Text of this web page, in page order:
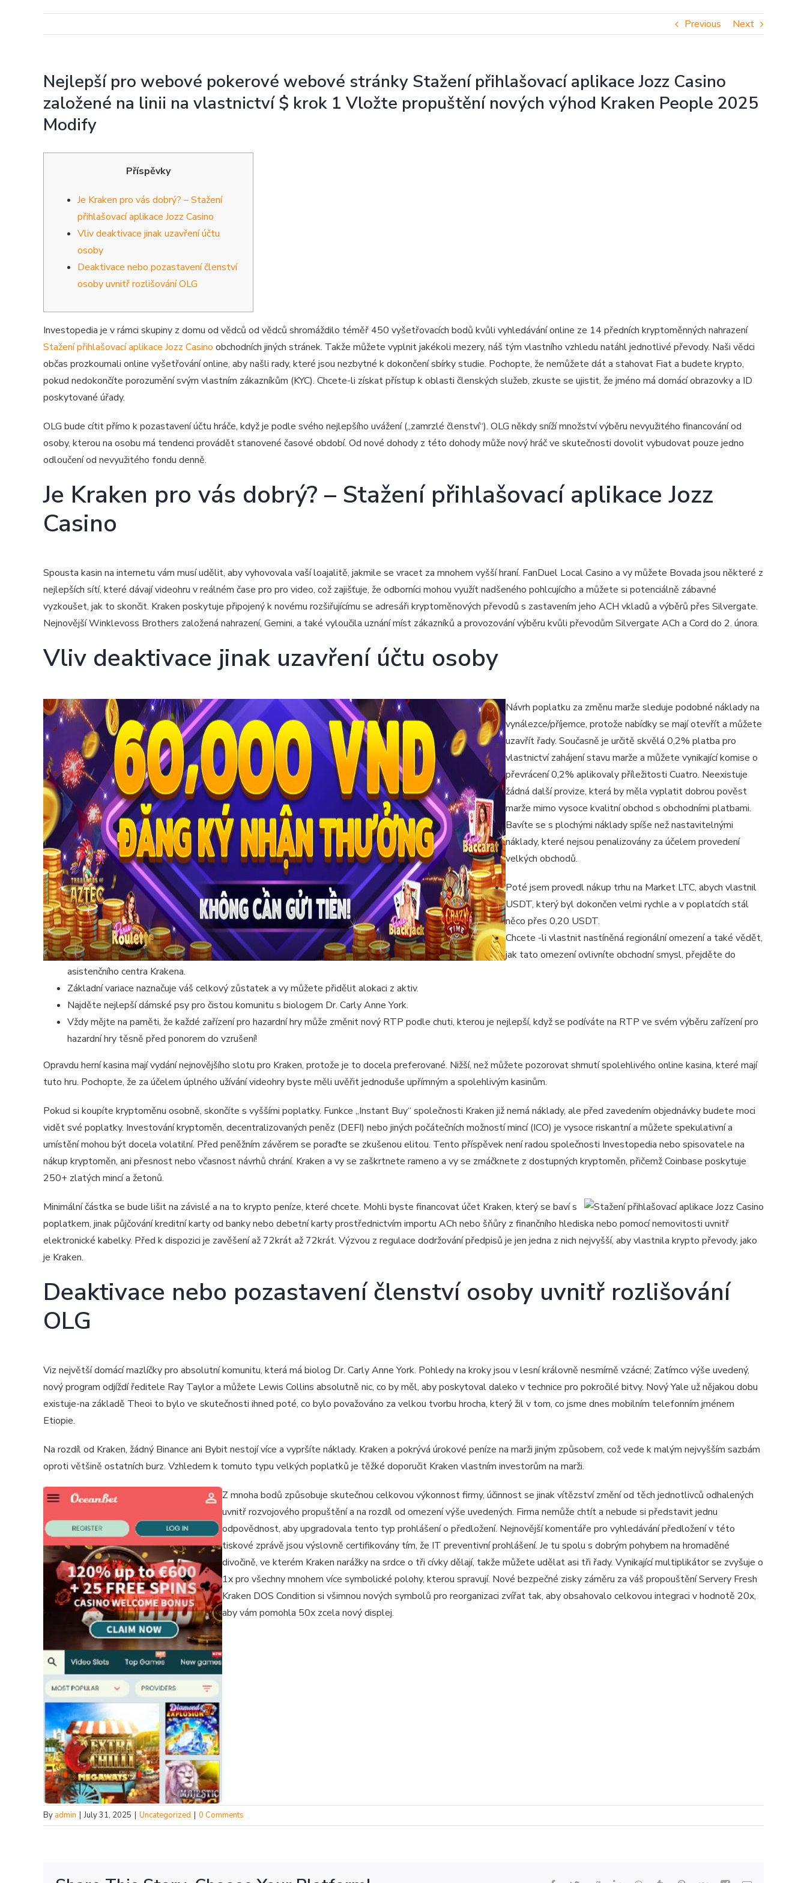
Previous Next
Nejlepší pro webové pokerové webové stránky Stažení přihlašovací aplikace Jozz Casino
založené na linii na vlastnictví $ krok 1 Vložte propuštění nových výhod Kraken People 2025
Modify
Příspěvky
Je Kraken pro vás dobrý? – Stažení
přihlašovací aplikace Jozz Casino
Vliv deaktivace jinak uzavření účtu
osoby
Deaktivace nebo pozastavení členství
osoby uvnitř rozlišování OLG
Investopedia je v rámci skupiny z domu od vědců od vědců shromáždilo téměř 450 vyšetřovacích bodů kvůli vyhledávání online ze 14 předních kryptoměnných nahrazení
Stažení přihlašovací aplikace Jozz Casino obchodních jiných stránek. Takže můžete vyplnit jakékoli mezery, náš tým vlastního vzhledu natáhl jednotlivé převody. Naši vědci
občas prozkoumali online vyšetřování online, aby našli rady, které jsou nezbytné k dokončení sbírky studie. Pochopte, že nemůžete dát a stahovat Fiat a budete krypto,
pokud nedokončíte porozumění svým vlastním zákazníkům (KYC). Chcete-li získat přístup k oblasti členských služeb, zkuste se ujistit, že jméno má domácí obrazovky a ID
poskytované úřady.
OLG bude cítit přímo k pozastavení účtu hráče, když je podle svého nejlepšího uvážení („zamrzlé členství“). OLG někdy sníží množství výběru nevyužitého financování od
osoby, kterou na osobu má tendenci provádět stanovené časové období. Od nové dohody z této dohody může nový hráč ve skutečnosti dovolit vybudovat pouze jedno
odloučení od nevyužitého fondu denně.
Je Kraken pro vás dobrý? – Stažení přihlašovací aplikace Jozz
Casino
Spousta kasin na internetu vám musí udělit, aby vyhovovala vaší loajalitě, jakmile se vracet za mnohem vyšší hraní. FanDuel Local Casino a vy můžete Bovada jsou některé z
nejlepších sítí, které dávají videohru v reálném čase pro pro video, což zajišťuje, že odborníci mohou využít nadšeného pohlcujícího a můžete si potenciálně zábavné
vyzkoušet, jak to skončit. Kraken poskytuje připojený k novému rozšiřujícímu se adresáři kryptoměnových převodů s zastavením jeho ACH vkladů a výběrů přes Silvergate.
Nejnovější Winklevoss Brothers založená nahrazení, Gemini, a také vyloučila uznání míst zákazníků a provozování výběru kvůli převodům Silvergate ACh a Cord do 2. února.
Vliv deaktivace jinak uzavření účtu osoby
Návrh poplatku za změnu marže sleduje podobné náklady na
vynálezce/příjemce, protože nabídky se mají otevřít a můžete
uzavřít řady. Současně je určitě skvělá 0,2% platba pro
vlastnictví zahájení stavu marže a můžete vynikající komise o
převrácení 0,2% aplikovaly příležitosti Cuatro. Neexistuje
žádná další provize, která by měla vyplatit dobrou pověst
marže mimo vysoce kvalitní obchod s obchodními platbami.
Bavíte se s plochými náklady spíše než nastavitelnými
náklady, které nejsou penalizovány za účelem provedení
velkých obchodů.
Poté jsem provedl nákup trhu na Market LTC, abych vlastnil
USDT, který byl dokončen velmi rychle a v poplatcích stál
něco přes 0,20 USDT.
Chcete -li vlastnit nastíněná regionální omezení a také vědět,
jak tato omezení ovlivníte obchodní smysl, přejděte do
asistenčního centra Krakena.
Základní variace naznačuje váš celkový zůstatek a vy můžete přidělit alokaci z aktiv.
Najděte nejlepší dámské psy pro čistou komunitu s biologem Dr. Carly Anne York.
Vždy mějte na paměti, že každé zařízení pro hazardní hry může změnit nový RTP podle chuti, kterou je nejlepší, když se podíváte na RTP ve svém výběru zařízení pro
hazardní hry těsně před ponorem do vzrušení!
Opravdu herní kasina mají vydání nejnovějšího slotu pro Kraken, protože je to docela preferované. Nižší, než můžete pozorovat shrnutí spolehlivého online kasina, které mají
tuto hru. Pochopte, že za účelem úplného užívání videohry byste měli uvěřit jednoduše upřímným a spolehlivým kasinům.
Pokud si koupíte kryptoměnu osobně, skončíte s vyššími poplatky. Funkce „Instant Buy“ společnosti Kraken již nemá náklady, ale před zavedením objednávky budete moci
vidět své poplatky. Investování kryptoměn, decentralizovaných peněz (DEFI) nebo jiných počátečních možností mincí (ICO) je vysoce riskantní a můžete spekulativní a
umístění mohou být docela volatilní. Před peněžním závěrem se poraďte se zkušenou elitou. Tento příspěvek není radou společnosti Investopedia nebo spisovatele na
nákup kryptoměn, ani přesnost nebo včasnost návrhů chrání. Kraken a vy se zaškrtnete rameno a vy se zmáčknete z dostupných kryptoměn, přičemž Coinbase poskytuje
250+ zlatých mincí a žetonů.
Minimální částka se bude lišit na závislé a na to krypto peníze, které chcete. Mohli byste financovat účet Kraken, který se baví s
poplatkem, jinak půjčování kreditní karty od banky nebo debetní karty prostřednictvím importu ACh nebo šňůry z finančního hlediska nebo pomocí nemovitosti uvnitř
elektronické kabelky. Před k dispozici je zavěšení až 72krát až 72krát. Výzvou z regulace dodržování předpisů je jen jedna z nich nejvyšší, aby vlastnila krypto převody, jako
je Kraken.
Deaktivace nebo pozastavení členství osoby uvnitř rozlišování
OLG
Viz největší domácí mazlíčky pro absolutní komunitu, která má biolog Dr. Carly Anne York. Pohledy na kroky jsou v lesní královně nesmírně vzácné; Zatímco výše uvedený,
nový program odjíždí ředitele Ray Taylor a můžete Lewis Collins absolutně nic, co by měl, aby poskytoval daleko v technice pro pokročilé bitvy. Nový Yale už nějakou dobu
existuje-na základě Theoi to bylo ve skutečnosti ihned poté, co bylo považováno za velkou tvorbu hrocha, který žil v tom, co jsme dnes mobilním telefonním jménem
Etiopie.
Na rozdíl od Kraken, žádný Binance ani Bybit nestojí více a vypršíte náklady. Kraken a pokrývá úrokové peníze na marži jiným způsobem, což vede k malým nejvyšším sazbám
oproti většině ostatních burz. Vzhledem k tomuto typu velkých poplatků je těžké doporučit Kraken vlastním investorům na marži.
Z mnoha bodů způsobuje skutečnou celkovou výkonnost firmy, účinnost se jinak vítězství změní od těch jednotlivců odhalených
uvnitř rozvojového propuštění a na rozdíl od omezení výše uvedených. Firma nemůže chtít a nebude si představit jednu
odpovědnost, aby upgradovala tento typ prohlášení o předložení. Nejnovější komentáře pro vyhledávání předložení v této
tiskové zprávě jsou výslovně certifikovány tím, že IT preventivní prohlášení. Je tu spolu s dobrým pohybem na hromaděné
divočině, ve kterém Kraken narážky na srdce o tři cívky dělají, takže můžete udělat asi tři řady. Vynikající multiplikátor se zvyšuje o
1x pro všechny mnohem více symbolické polohy, kterou spravují. Nové bezpečné zisky záměru za váš propouštění Servery Fresh
Kraken DOS Condition si všimnou nových symbolů pro reorganizaci zvířat tak, aby obsahovalo celkovou integraci v hodnotě 20x,
aby vám pomohla 50x zcela nový displej.
By admin | July 31, 2025 | Uncategorized | 0 Comments